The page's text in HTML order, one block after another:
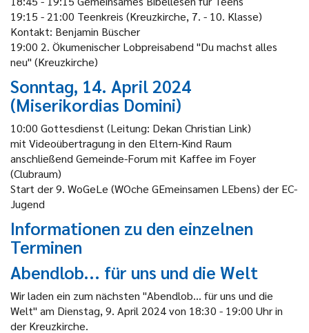
19:15 - 21:00 Teenkreis (Kreuzkirche, 7. - 10. Klasse)
Kontakt: Benjamin Büscher
19:00 2. Ökumenischer Lobpreisabend "Du machst alles
neu" (Kreuzkirche)
Sonntag, 14. April 2024
(Miserikordias Domini)
10:00 Gottesdienst (Leitung: Dekan Christian Link)
mit Videoübertragung in den Eltern-Kind Raum
anschließend Gemeinde-Forum mit Kaffee im Foyer
(Clubraum)
Start der 9. WoGeLe (WOche GEmeinsamen LEbens) der EC-
Jugend
Informationen zu den einzelnen
Terminen
Abendlob... für uns und die Welt
Wir laden ein zum nächsten "Abendlob... für uns und die
Welt" am Dienstag, 9. April 2024 von 18:30 - 19:00 Uhr in
der Kreuzkirche.